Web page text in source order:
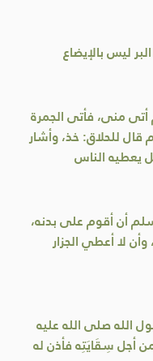
ليس بالإيضاع
منى، فأتى الجمرة
قال للحلاق: خذ، وأشار
يعطيه الناس
أن أقوم على بدنه،
لا أعطي الجزار
الله صلى الله عليه
أجل سِقَايَتِه فأذن له